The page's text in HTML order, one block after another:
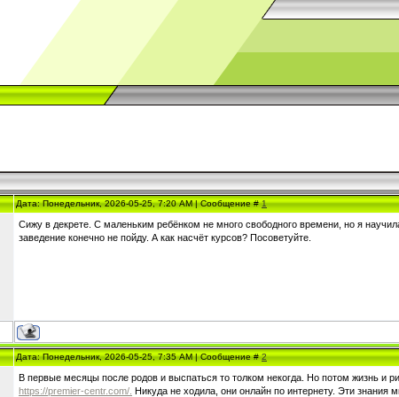
Дата: Понедельник, 2026-05-25, 7:20 AM | Сообщение #1
Сижу в декрете. С маленьким ребёнком не много свободного времени, но я
заведение конечно не пойду. А как насчёт курсов? Посоветуйте.
Дата: Понедельник, 2026-05-25, 7:35 AM | Сообщение #2
В первые месяцы после родов и выспаться то толком некогда. Но потом жизнь
https://premier-centr.com/. Никуда не ходила, они онлайн по интернету. Эти знания